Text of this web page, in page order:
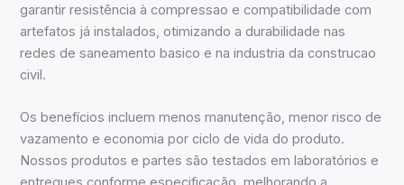
garantir resistência à compressao e compatibilidade com
artefatos já instalados, otimizando a durabilidade nas
redes de saneamento basico e na industria da construcao
civil.
Os benefícios incluem menos manutenção, menor risco de
vazamento e economia por ciclo de vida do produto.
Nossos produtos e partes são testados em laboratórios e